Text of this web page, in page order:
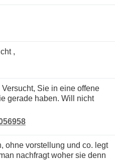
,
gerade haben. Will nicht
nachfragt woher sie denn